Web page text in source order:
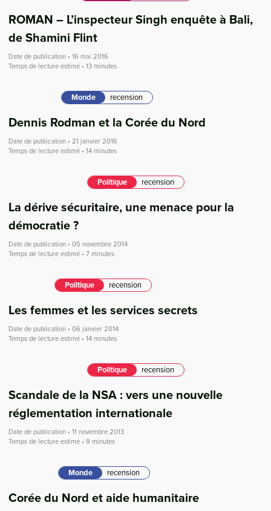
ROMAN – L’inspecteur Singh enquête à Bali,
de Shamini Flint
Date de publication • 16 mai 2016
Temps de lecture estimé • 13 minutes
Monde recension
Dennis Rodman et la Corée du Nord
Date de publication • 21 janvier 2016
Temps de lecture estimé • 14 minutes
Politique recension
La dérive sécuritaire, une menace pour la
démocratie ?
Date de publication • 05 novembre 2014
Temps de lecture estimé • 7 minutes
Politique recension
Les femmes et les services secrets
Date de publication • 06 janvier 2014
Temps de lecture estimé • 14 minutes
Politique recension
Scandale de la NSA : vers une nouvelle
réglementation internationale
Date de publication • 11 novembre 2013
Temps de lecture estimé • 9 minutes
Monde recension
Corée du Nord et aide humanitaire